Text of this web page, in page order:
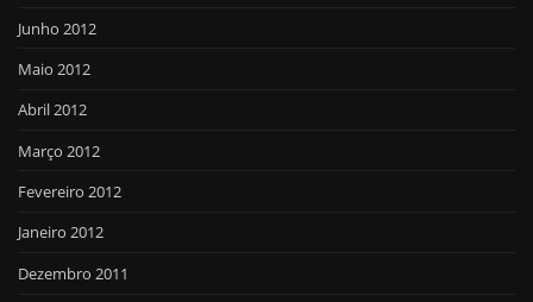
Junho 2012
Maio 2012
Abril 2012
Março 2012
Fevereiro 2012
Janeiro 2012
Dezembro 2011